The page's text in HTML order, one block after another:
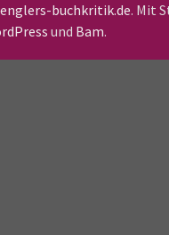
buchkritik.de. Mit
und Bam.